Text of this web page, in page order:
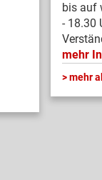
bis auf
- 18.30
mehr
mehr